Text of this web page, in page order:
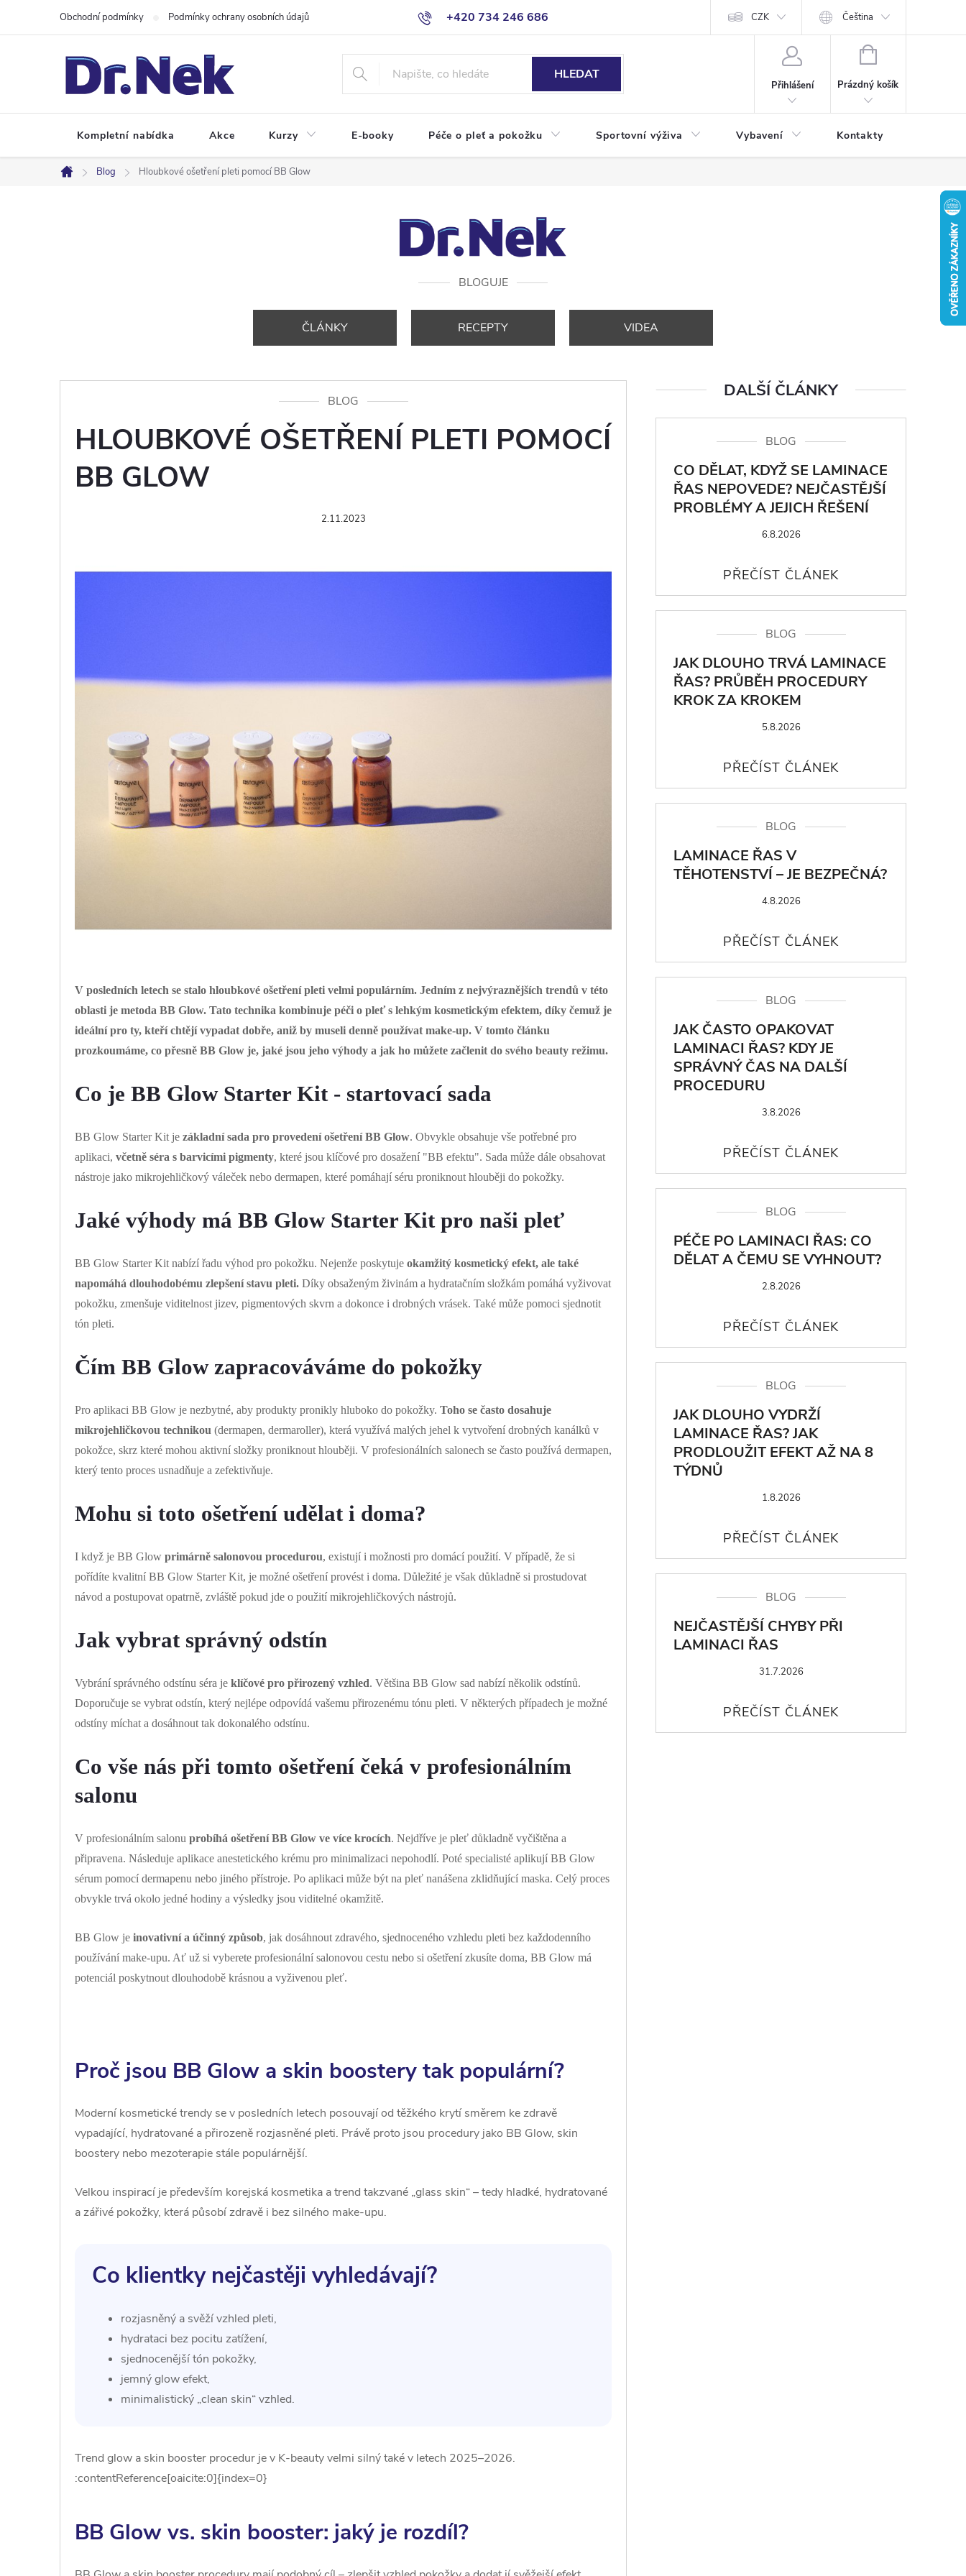
+420 734 246 686
Obchodní podmínky Podmínky ochrany osobních údajů CZK Čeština
HLEDAT
Přihlášení
NÁKUPNÍ
Prázdný košík
Kompletní nabídka Akce Kurzy E-booky Péče o pleť a pokožku Sportovní výživa Vybavení Kontakty
Domů
Blog Hloubkové ošetření pleti pomocí BB Glow
BLOGUJE
ČLÁNKY RECEPTY VIDEA
BLOG
HLOUBKOVÉ OŠETŘENÍ PLETI POMOCÍ
BB GLOW
2.11.2023
V posledních letech se stalo hloubkové ošetření pleti velmi populárním. Jedním z nejvýraznějších trendů v této
oblasti je metoda BB Glow. Tato technika kombinuje péči o pleť s lehkým kosmetickým efektem, díky čemuž je
ideální pro ty, kteří chtějí vypadat dobře, aniž by museli denně používat make-up. V tomto článku
prozkoumáme, co přesně BB Glow je, jaké jsou jeho výhody a jak ho můžete začlenit do svého beauty režimu.
Co je BB Glow Starter Kit - startovací sada
BB Glow Starter Kit je základní sada pro provedení ošetření BB Glow. Obvykle obsahuje vše potřebné pro
aplikaci, včetně séra s barvicími pigmenty, které jsou klíčové pro dosažení "BB efektu". Sada může dále obsahovat
nástroje jako mikrojehličkový váleček nebo dermapen, které pomáhají séru proniknout hlouběji do pokožky.
Jaké výhody má BB Glow Starter Kit pro naši pleť
BB Glow Starter Kit nabízí řadu výhod pro pokožku. Nejenže poskytuje okamžitý kosmetický efekt, ale také
napomáhá dlouhodobému zlepšení stavu pleti. Díky obsaženým živinám a hydratačním složkám pomáhá vyživovat
pokožku, zmenšuje viditelnost jizev, pigmentových skvrn a dokonce i drobných vrásek. Také může pomoci sjednotit
tón pleti.
Čím BB Glow zapracováváme do pokožky
Pro aplikaci BB Glow je nezbytné, aby produkty pronikly hluboko do pokožky. Toho se často dosahuje
mikrojehličkovou technikou (dermapen, dermaroller), která využívá malých jehel k vytvoření drobných kanálků v
pokožce, skrz které mohou aktivní složky proniknout hlouběji. V profesionálních salonech se často používá dermapen,
který tento proces usnadňuje a zefektivňuje.
Mohu si toto ošetření udělat i doma?
I když je BB Glow primárně salonovou procedurou, existují i možnosti pro domácí použití. V případě, že si
pořídíte kvalitní BB Glow Starter Kit, je možné ošetření provést i doma. Důležité je však důkladně si prostudovat
návod a postupovat opatrně, zvláště pokud jde o použití mikrojehličkových nástrojů.
Jak vybrat správný odstín
Vybrání správného odstínu séra je klíčové pro přirozený vzhled. Většina BB Glow sad nabízí několik odstínů.
Doporučuje se vybrat odstín, který nejlépe odpovídá vašemu přirozenému tónu pleti. V některých případech je možné
odstíny míchat a dosáhnout tak dokonalého odstínu.
Co vše nás při tomto ošetření čeká v profesionálním
salonu
V profesionálním salonu probíhá ošetření BB Glow ve více krocích. Nejdříve je pleť důkladně vyčištěna a
připravena. Následuje aplikace anestetického krému pro minimalizaci nepohodlí. Poté specialisté aplikují BB Glow
sérum pomocí dermapenu nebo jiného přístroje. Po aplikaci může být na pleť nanášena zklidňující maska. Celý proces
obvykle trvá okolo jedné hodiny a výsledky jsou viditelné okamžitě.
BB Glow je inovativní a účinný způsob, jak dosáhnout zdravého, sjednoceného vzhledu pleti bez každodenního
používání make-upu. Ať už si vyberete profesionální salonovou cestu nebo si ošetření zkusíte doma, BB Glow má
potenciál poskytnout dlouhodobě krásnou a vyživenou pleť.
Proč jsou BB Glow a skin boostery tak populární?
Moderní kosmetické trendy se v posledních letech posouvají od těžkého krytí směrem ke zdravě
vypadající, hydratované a přirozeně rozjasněné pleti. Právě proto jsou procedury jako BB Glow, skin
boostery nebo mezoterapie stále populárnější.
Velkou inspirací je především korejská kosmetika a trend takzvané „glass skin“ – tedy hladké, hydratované
a zářivé pokožky, která působí zdravě i bez silného make-upu.
Co klientky nejčastěji vyhledávají?
rozjasněný a svěží vzhled pleti,
hydrataci bez pocitu zatížení,
sjednocenější tón pokožky,
jemný glow efekt,
minimalistický „clean skin“ vzhled.
Trend glow a skin booster procedur je v K-beauty velmi silný také v letech 2025–2026.
:contentReference[oaicite:0]{index=0}
BB Glow vs. skin booster: jaký je rozdíl?
DALŠÍ ČLÁNKY
BLOG
CO DĚLAT, KDYŽ SE LAMINACE
ŘAS NEPOVEDE? NEJČASTĚJŠÍ
PROBLÉMY A JEJICH ŘEŠENÍ
6.8.2026
BLOG
JAK DLOUHO TRVÁ LAMINACE
ŘAS? PRŮBĚH PROCEDURY
KROK ZA KROKEM
5.8.2026
BLOG
LAMINACE ŘAS V
TĚHOTENSTVÍ – JE BEZPEČNÁ?
4.8.2026
BLOG
JAK ČASTO OPAKOVAT
LAMINACI ŘAS? KDY JE
SPRÁVNÝ ČAS NA DALŠÍ
PROCEDURU
3.8.2026
BLOG
PÉČE PO LAMINACI ŘAS: CO
DĚLAT A ČEMU SE VYHNOUT?
2.8.2026
BLOG
JAK DLOUHO VYDRŽÍ
LAMINACE ŘAS? JAK
PRODLOUŽIT EFEKT AŽ NA 8
TÝDNŮ
1.8.2026
BLOG
NEJČASTĚJŠÍ CHYBY PŘI
LAMINACI ŘAS
31.7.2026